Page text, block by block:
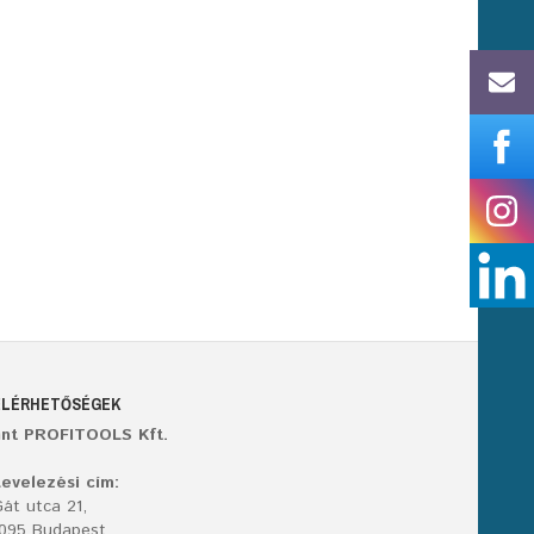
PROFITOOLS Kft.
cím:
utca 21,